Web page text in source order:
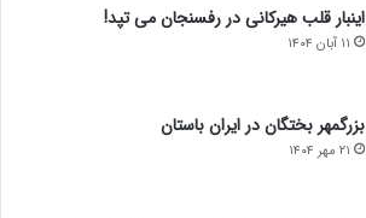
اینبار قلب هیرکانی در رفسنجان می تپد!
۱۱ آبان ۱۴۰۴
بزرگمهر بختگان در ایران باستان
۲۱ مهر ۱۴۰۴